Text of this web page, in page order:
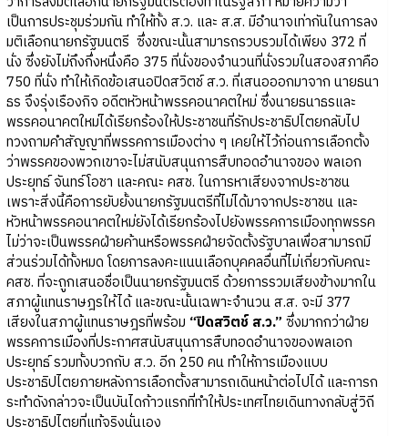
เป็นการประชุมร่วมกัน ทำให้ทั้ง ส.ว. และ ส.ส. มีอำนาจเท่ากันในการลง
มติเลือกนายกรัฐมนตรี ซึ่งขณะนั้นสามารถรวบรวมได้เพียง 372 ที่
นั่ง ซึ่งยังไม่ถึงกึ่งหนึ่งคือ 375 ที่นั่งของจำนวนที่นั่งรวมในสองสภาคือ
750 ที่นั่ง ทำให้เกิดข้อเสนอปิดสวิตช์ ส.ว. ที่เสนอออกมาจาก นายธนา
ธร จึงรุ่งเรืองกิจ อดีตหัวหน้าพรรคอนาคตใหม่ ซึ่งนายธนาธรและ
พรรคอนาคตใหม่ได้เรียกร้องให้ประชาชนที่รักประชาธิปไตยกลับไป
ทวงถามคำสัญญาที่พรรคการเมืองต่าง ๆ เคยให้ไว้ก่อนการเลือกตั้ง
ว่าพรรคของพวกเขาจะไม่สนับสนุนการสืบทอดอำนาจของ พลเอก
ประยุทธ์ จันทร์โอชา และคณะ คสช. ในการหาเสียงจากประชาชน
เพราะสิ่งนี้คือการยับยั้งนายกรัฐมนตรีที่ไม่ได้มาจากประชาชน และ
หัวหน้าพรรคอนาคตใหม่ยังได้เรียกร้องไปยังพรรคการเมืองทุกพรรค
ไม่ว่าจะเป็นพรรคฝ่ายค้านหรือพรรคฝ่ายจัดตั้งรัฐบาลเพื่อสามารถมี
ส่วนร่วมได้ทั้งหมด โดยการลงคะแนนเลือกบุคคลอื่นที่ไม่เกี่ยวกับคณะ
คสช. ที่จะถูกเสนอชื่อเป็นนายกรัฐมนตรี ด้วยการรวมเสียงข้างมากใน
สภาผู้แทนราษฎรให้ได้ และขณะนั้นเฉพาะจำนวน ส.ส. จะมี 377
เสียงในสภาผู้แทนราษฎรที่พร้อม “ปิดสวิตช์ ส.ว.” ซึ่งมากกว่าฝ่าย
พรรคการเมืองที่ประกาศสนับสนุนการสืบทอดอำนาจของพลเอก
ประยุทธ์ รวมทั้งบวกกับ ส.ว. อีก 250 คน ทำให้การเมืองแบบ
ประชาธิปไตยภายหลังการเลือกตั้งสามารถเดินหน้าต่อไปได้ และการก
ระทำดังกล่าวจะเป็นบันไดก้าวแรกที่ทำให้ประเทศไทยเดินทางกลับสู่วิถี
ประชาธิปไตยที่แท้จริงนั่นเอง